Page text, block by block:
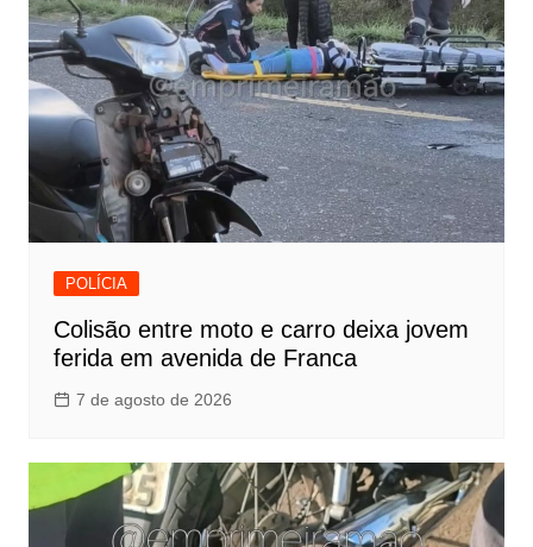
POLÍCIA
Colisão entre moto e carro deixa jovem
ferida em avenida de Franca
7 de agosto de 2026